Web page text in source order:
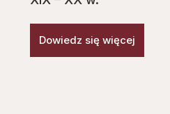
Dowiedz się więcej